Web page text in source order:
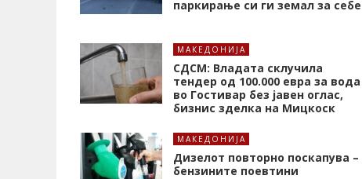
паркирање си ги земал за себе
МАКЕДОНИЈА
СДСМ: Владата склучила
тендер од 100.000 евра за вода
во Гостивар без јавен оглас,
бизнис зделка на Мицкоск
МАКЕДОНИЈА
Дизелот повторно поскапува –
бензините поевтини